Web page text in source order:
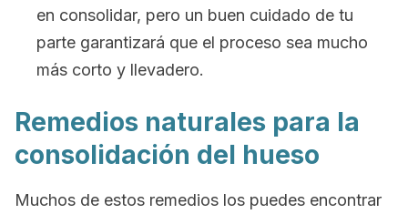
en consolidar, pero un buen cuidado de tu
parte garantizará que el proceso sea mucho
más corto y llevadero.
Remedios naturales para la
consolidación del hueso
Muchos de estos remedios los puedes encontrar